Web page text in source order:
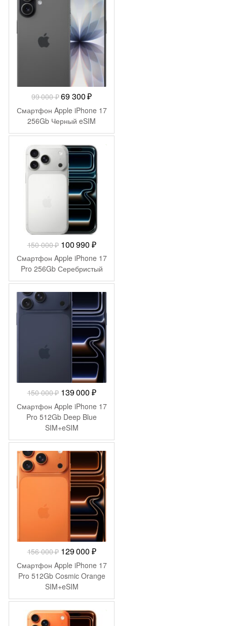
99 000₽Первоначальная
цена
составляла
99
000 ₽.
69 300₽Текущая
цена:
69
300 ₽.
Смартфон Apple iPhone 17
256Gb Черный eSIM
-49 010
150 000₽ Первоначальная
цена
составляла
150
000 ₽.
100 990 ₽Текущая
цена:
100
990 ₽.
Смартфон Apple iPhone 17
Pro 256Gb Серебристый
₽
150 000₽ Первоначальная
цена
составляла
150
000 ₽.
139 000 ₽Текущая
цена:
139
Смартфон Apple iPhone 17
Pro 512Gb Deep Blue
SIM+eSIM
27 000₽
156 000₽ Первоначальная
цена
составляла
156
000 ₽.
129 000 ₽Текущая
цена:
129
Смартфон Apple iPhone 17
Pro 512Gb Cosmic Orange
SIM+eSIM
-56 010